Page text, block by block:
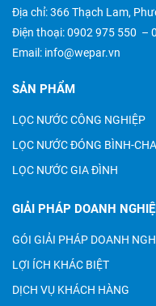
Địa chỉ: 366 Thạch Lam,
Điện thoại:0902 975 550 –
Email: info@wepar.vn
SẢN PHẨM
LỌC NƯỚC CÔNG NGHIỆP
LỌC NƯỚC ĐÓNG BÌNH-
LỌC NƯỚC GIA ĐÌNH
GIẢI PHÁP DOANH
GÓI GIẢI PHÁP DOANH
LỢI ÍCH KHÁC BIỆT
DỊCH VỤ KHÁCH HÀNG